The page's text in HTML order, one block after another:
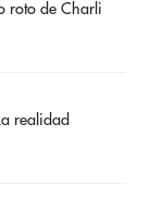
roto de Charli
realidad